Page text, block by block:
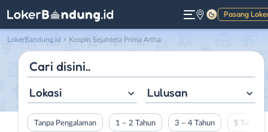
Pasang
Gelap
LokerBandung.id > Kospin Sejahtera Prima Artha
Lokasi Lulusan
Tanpa Pengalaman 1 – 2 Tahun 3 – 4 Tahun 5 Tahun